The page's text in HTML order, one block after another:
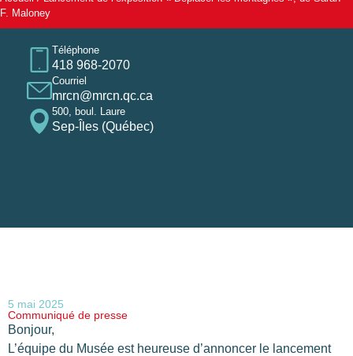
F. Maloney
Téléphone
418 968-2070
Courriel
mrcn@mrcn.qc.ca
500, boul. Laure
Sep-Îles (Québec)
5 mai 2025
Communiqué de presse
Bonjour,
L’équipe du Musée est heureuse d’annoncer le lancement